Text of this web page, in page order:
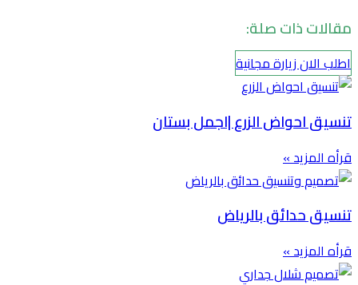
مقالات ذات صلة:
اطلب الان زيارة مجانية
تنسيق احواض الزرع |اجمل بستان
قرأه المزيد »
تنسيق حدائق بالرياض
قرأه المزيد »